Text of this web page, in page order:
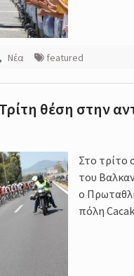
, Νέα featured
θέση στην
Στο τρίτο
του
ο
πόλη